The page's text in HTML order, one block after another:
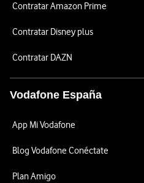
Contratar Amazon Prime
Contratar Disney plus
Contratar DAZN
Vodafone España
App Mi Vodafone
Blog Vodafone Conéctate
Plan Amigo